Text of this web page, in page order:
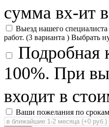
сумма вх-ит
Выезд нашего
работ. (3 варианта ) Выбрать
Подробная
100%. При
входит в
Ваши пожелания по